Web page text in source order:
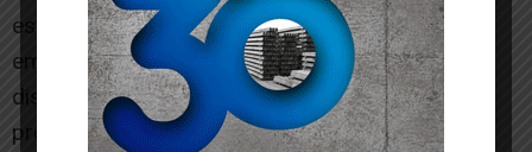
estancias formativas del alumnado en las
empresas. Estos paquetes se pondrán a
disposición de los responsables de actividades
profesionales externas de la red de centros